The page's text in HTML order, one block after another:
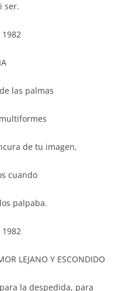
ser.
1982
las palmas
de tu imagen,
cuando
palpaba.
1982
LEJANO Y ESCONDIDO
la despedida, para